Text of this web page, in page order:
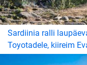
Sardiinia ralli
Toyotadele, kiireim